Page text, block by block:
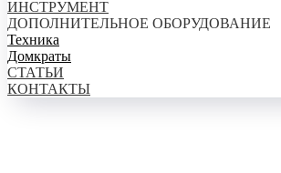
ИНСТРУМЕНТ
ДОПОЛНИТЕЛЬНОЕ ОБОРУДОВАНИЕ
Техника
Домкраты
СТАТЬИ
КОНТАКТЫ